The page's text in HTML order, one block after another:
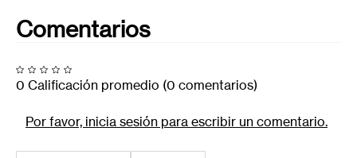
Comentarios
0 Calificación promedio (0 comentarios)
Por favor, inicia sesión para escribir un comentario.